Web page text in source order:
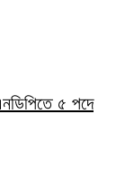
৫ পদে